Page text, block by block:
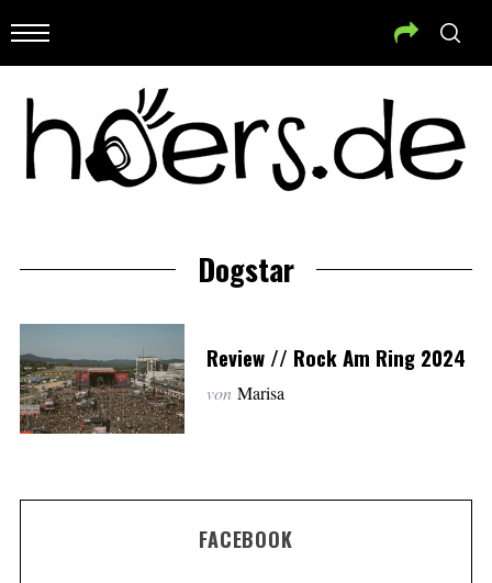
Dogstar
Review // Rock Am Ring 2024
von Marisa
FACEBOOK